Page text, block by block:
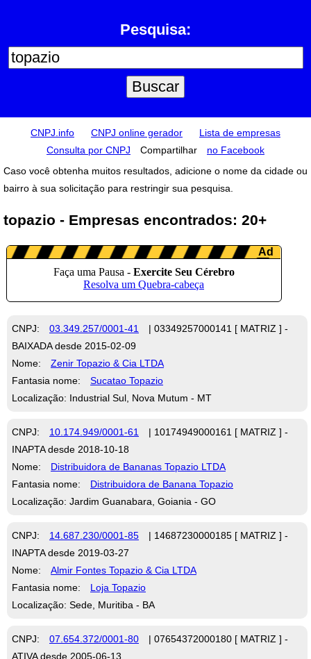
Pesquisa:
CNPJ.info CNPJ online gerador
Lista de empresas
Consulta por CNPJ
Compartilhar
no Facebook
Caso você obtenha muitos resultados, adicione o nome da cidade ou
bairro à sua solicitação para restringir sua pesquisa.
topazio - Empresas encontrados: 20+
CNPJ: 03.349.257/0001-41
| 03349257000141 [ MATRIZ ] -
BAIXADA desde 2015-02-09
Nome:
Zenir Topazio & Cia LTDA
Fantasia nome:
Sucatao Topazio
Localização: Industrial Sul, Nova Mutum - MT
CNPJ: 10.174.949/0001-61
| 10174949000161 [ MATRIZ ] -
INAPTA desde 2018-10-18
Nome:
Distribuidora de Bananas Topazio LTDA
Fantasia nome:
Distribuidora de Banana Topazio
Localização: Jardim Guanabara, Goiania - GO
CNPJ: 14.687.230/0001-85
| 14687230000185 [ MATRIZ ] -
INAPTA desde 2019-03-27
Nome:
Almir Fontes Topazio & Cia LTDA
Fantasia nome:
Loja Topazio
Localização: Sede, Muritiba - BA
CNPJ: 07.654.372/0001-80
| 07654372000180 [ MATRIZ ] -
ATIVA desde 2005-06-13